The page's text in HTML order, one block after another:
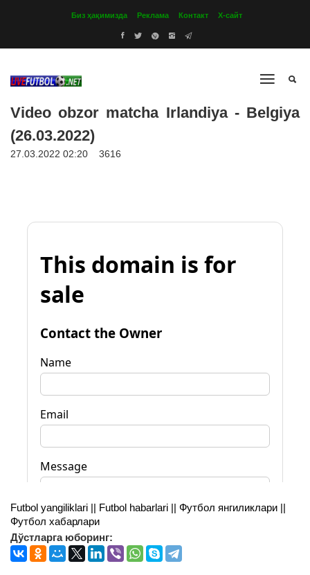
Биз ҳақимизда Реклама Контакт Х-сайт
Video obzor matcha Irlandiya - Belgiya
(26.03.2022)
27.03.2022 02:20 3616
Futbol yangiliklari || Futbol habarlari || Футбол янгиликлари ||
Футбол хабарлари
Дўстларга юборинг: